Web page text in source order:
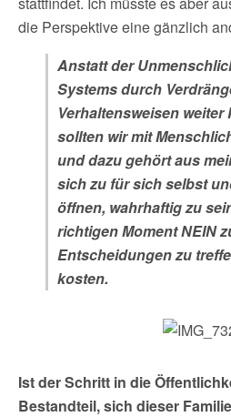
die Perspektive eine gänzlich
Anstatt der
Systems durch
Verhaltensweisen weiter
sollten wir mit
und dazu gehört aus
sich zu für sich selbst
öffnen, wahrhaftig zu
richtigen Moment NEIN
Entscheidungen zu
kosten.
Ist der Schritt in die
Bestandteil, sich dieser